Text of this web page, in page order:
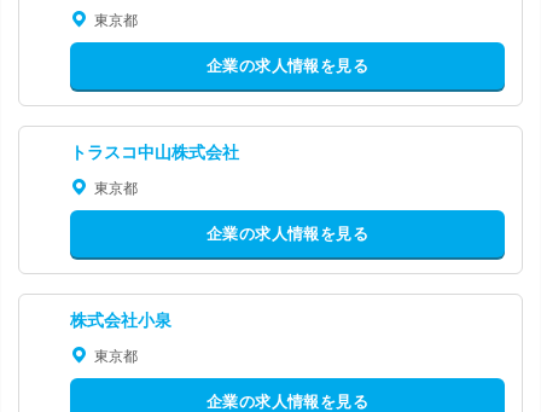
東京都
企業の求人情報を見る
トラスコ中山株式会社
東京都
企業の求人情報を見る
株式会社小泉
東京都
企業の求人情報を見る